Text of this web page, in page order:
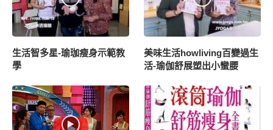
生活智多星-瑜珈瘦身示範教
學
美味生活howliving百變過生
活-瑜伽舒展塑出小蠻腰